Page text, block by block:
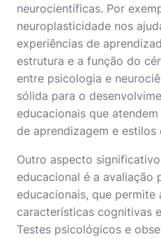
neurocientíficas. Por
neuroplasticidade nos
experiências de
estrutura e a função do
entre psicologia e
sólida para o
educacionais que
de aprendizagem e estilos
Outro aspecto
educacional é a
educacionais, que
características cognitivas
Testes psicológicos e